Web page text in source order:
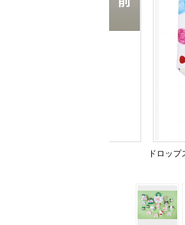
ドロッ